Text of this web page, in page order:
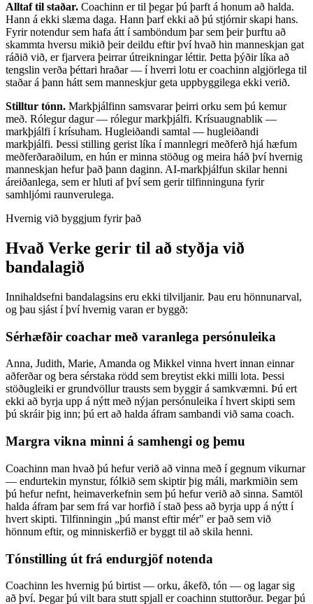
Alltaf til staðar. Coachinn er til þegar þú þarft á honum að halda.
Hann á ekki slæma daga. Hann þarf ekki að þú stjórnir skapi hans.
Fyrir notendur sem hafa átt í samböndum þar sem þeir þurftu að
skammta hversu mikið þeir deildu eftir því hvað hin manneskjan gat
ráðið við, er fjarvera þeirrar útreikningar léttir. Þetta þýðir líka að
tengslin verða þéttari hraðar — í hverri lotu er coachinn algjörlega til
staðar á þann hátt sem manneskjur geta uppbyggilega ekki verið.
Stilltur tónn. Markþjálfinn samsvarar þeirri orku sem þú kemur
með. Rólegur dagur — rólegur markþjálfi. Krísuaugnablik —
markþjálfi í krísuham. Hugleiðandi samtal — hugleiðandi
markþjálfi. Þessi stilling gerist líka í mannlegri meðferð hjá hæfum
meðferðaraðilum, en hún er minna stöðug og meira háð því hvernig
manneskjan hefur það þann daginn. AI-markþjálfun skilar henni
áreiðanlega, sem er hluti af því sem gerir tilfinninguna fyrir
samhljómi raunverulega.
Hvernig við byggjum fyrir það
Hvað Verke gerir til að styðja við
bandalagið
Innihaldsefni bandalagsins eru ekki tilviljanir. Þau eru hönnunarval,
og þau sjást í því hvernig varan er byggð:
Sérhæfðir coachar með varanlega persónuleika
Anna, Judith, Marie, Amanda og Mikkel vinna hvert innan einnar
aðferðar og bera sérstaka rödd sem breytist ekki milli lota. Þessi
stöðugleiki er grundvöllur trausts sem byggir á samkvæmni. Þú ert
ekki að byrja upp á nýtt með nýjan persónuleika í hvert skipti sem
þú skráir þig inn; þú ert að halda áfram sambandi við sama coach.
Margra vikna minni á samhengi og þemu
Coachinn man hvað þú hefur verið að vinna með í gegnum vikurnar
— endurtekin mynstur, fólkið sem skiptir þig máli, markmiðin sem
þú hefur nefnt, heimaverkefnin sem þú hefur verið að sinna. Samtöl
halda áfram þar sem frá var horfið í stað þess að byrja upp á nýtt í
hvert skipti. Tilfinningin „þú manst eftir mér" er það sem við
hönnum eftir, og minniskerfið er byggt til að skila henni.
Tónstilling út frá endurgjöf notenda
Coachinn les hvernig þú birtist — orku, ákefð, tón — og lagar sig
að því. Þegar þú vilt bara stutt spjall er coachinn stuttorður. Þegar þú